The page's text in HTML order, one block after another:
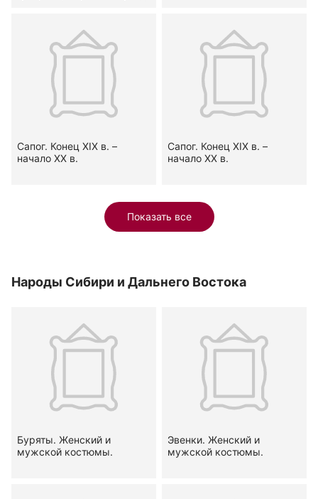
Сапог. Конец XIX в. –
начало XX в.
Сапог. Конец XIX в. –
начало XX в.
Показать все
Народы Сибири и Дальнего Востока
Буряты. Женский и
мужской костюмы.
Эвенки. Женский и
мужской костюмы.